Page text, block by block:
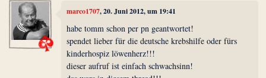
marco1707, 20. Juni 2012, um 19:41
habe tomm schon per pn geantwortet!
spendet lieber für die deutsche krebshilfe oder fürs
kinderhospiz löwenherz!!!
dieser aufruf ist einfach schwachsinn!